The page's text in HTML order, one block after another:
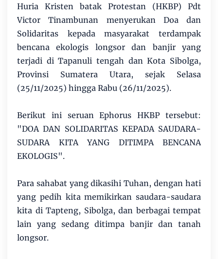
Huria Kristen batak Protestan (HKBP) Pdt
Victor Tinambunan menyerukan Doa dan
Solidaritas kepada masyarakat terdampak
bencana ekologis longsor dan banjir yang
terjadi di Tapanuli tengah dan Kota Sibolga,
Provinsi Sumatera Utara, sejak Selasa
(25/11/2025) hingga Rabu (26/11/2025).
Berikut ini seruan Ephorus HKBP tersebut:
"DOA DAN SOLIDARITAS KEPADA SAUDARA-
SUDARA KITA YANG DITIMPA BENCANA
EKOLOGIS".
Para sahabat yang dikasihi Tuhan, dengan hati
yang pedih kita memikirkan saudara-saudara
kita di Tapteng, Sibolga, dan berbagai tempat
lain yang sedang ditimpa banjir dan tanah
longsor.